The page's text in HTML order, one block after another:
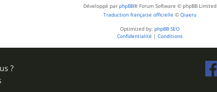
Développé par phpBB® Forum Software © phpBB Limited
Traduction française officielle © Qiaeru
Optimized by: phpBB SEO
Confidentialité | Conditions
?